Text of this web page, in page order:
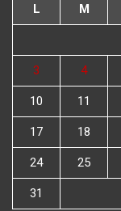
L M
3 4
10 11
17 18
24 25
31